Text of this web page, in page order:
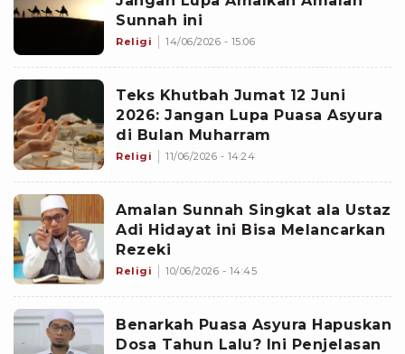
Sunnah ini
Religi 14/06/2026 - 15:06
Teks Khutbah Jumat 12 Juni
2026: Jangan Lupa Puasa Asyura
di Bulan Muharram
Religi 11/06/2026 - 14:24
Amalan Sunnah Singkat ala Ustaz
Adi Hidayat ini Bisa Melancarkan
Rezeki
Religi 10/06/2026 - 14:45
Benarkah Puasa Asyura Hapuskan
Dosa Tahun Lalu? Ini Penjelasan